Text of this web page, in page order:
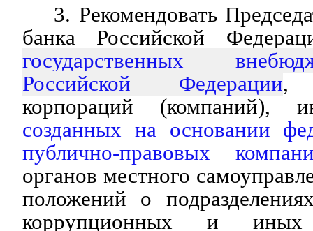
3. Рекомендовать
банка Российской
государственных
Российской Федерации,
корпораций (компаний),
созданных на основании
публично-правовых
органов местного
положений о
коррупционных и иных